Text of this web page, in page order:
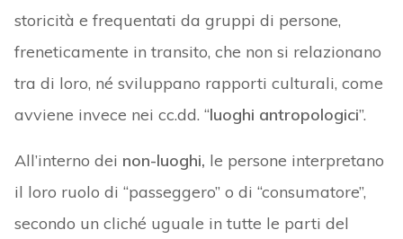
storicità e frequentati da gruppi di persone,
freneticamente in transito, che non si relazionano
tra di loro, né sviluppano rapporti culturali, come
avviene invece nei cc.dd. “luoghi antropologici”.
All’interno dei non-luoghi, le persone interpretano
il loro ruolo di “passeggero” o di “consumatore”,
secondo un cliché uguale in tutte le parti del